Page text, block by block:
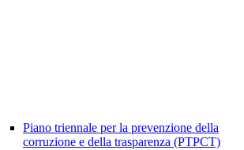
Piano triennale per la prevenzione della
corruzione e della trasparenza (PTPCT)